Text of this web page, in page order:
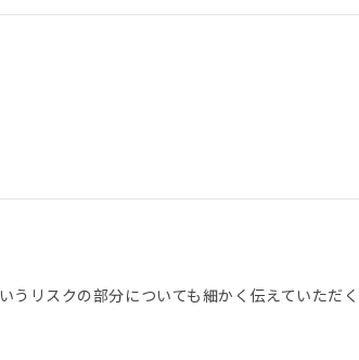
リスクの部分についても細かく伝えていただ